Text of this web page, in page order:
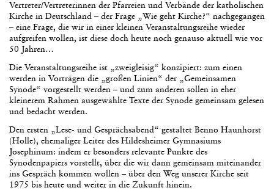
Vertreter/Vertreterinnen der Pfarreien und Verbände der katholischen
Kirche in Deutschland – der Frage „Wie geht Kirche?“ nachgegangen
– eine Frage, die wir in einer kleinen Veranstaltungsreihe wieder
aufgreifen wollen, ist diese doch heute noch genauso aktuell wie vor
50 Jahren…
Die Veranstaltungsreihe ist „zweigleisig“ konzipiert: zum einen
werden in Vorträgen die „großen Linien“ der „Gemeinsamen
Synode“ vorgestellt werden – und zum anderen sollen in eher
kleinerem Rahmen ausgewählte Texte der Synode gemeinsam gelesen
und bedacht werden.
Den ersten „Lese- und Gesprächsabend“ gestaltet Benno Haunhorst
(Holle), ehemaliger Leiter des Hildesheimer Gymnasiums
Josephinum: indem er besonders relevante Punkte des
Synodenpapiers vorstellt, über die wir dann gemeinsam miteinander
ins Gespräch kommen wollen – über den Weg unserer Kirche seit
1975 bis heute und weiter in die Zukunft hinein.